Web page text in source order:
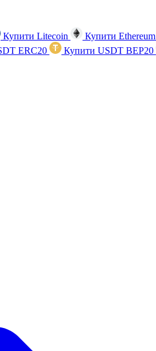
Купити Litecoin Купити Ethereum
ERC20 Купити USDT BEP20